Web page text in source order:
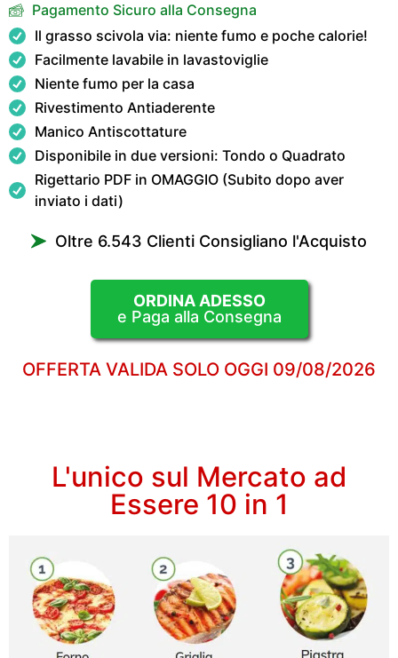
Pagamento Sicuro alla Consegna
Il grasso scivola via: niente fumo e poche calorie!
Facilmente lavabile in lavastoviglie
Niente fumo per la casa
Rivestimento Antiaderente
Manico Antiscottature
Disponibile in due versioni: Tondo o Quadrato
Rigettario PDF in OMAGGIO (Subito dopo aver
inviato i dati)
Oltre 6.543 Clienti Consigliano l'Acquisto
ORDINA ADESSO
e Paga alla Consegna
OFFERTA VALIDA SOLO OGGI 09/08/2026
L'unico sul Mercato ad
Essere 10 in 1